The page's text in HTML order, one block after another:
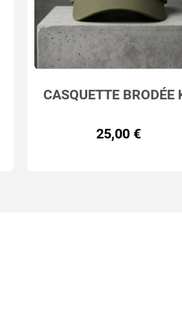
CASQUETTE BRODÉE
GRIFFE (2 coloris)
25,00 €